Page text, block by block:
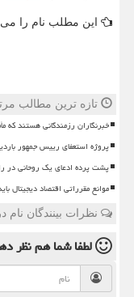
این مطلب نام را می
تازه ترین مطالب
خبرنگاران رزمندگانی هستند
پروژه استعفای رییس جمهور
پشت پرده ادعای یک روحانی در رابطه با ۲۸ بار استعفای
موانع مقرراتی اقتصاد دیجیتال
نظرات بینندگان
لطفا شما همنظر